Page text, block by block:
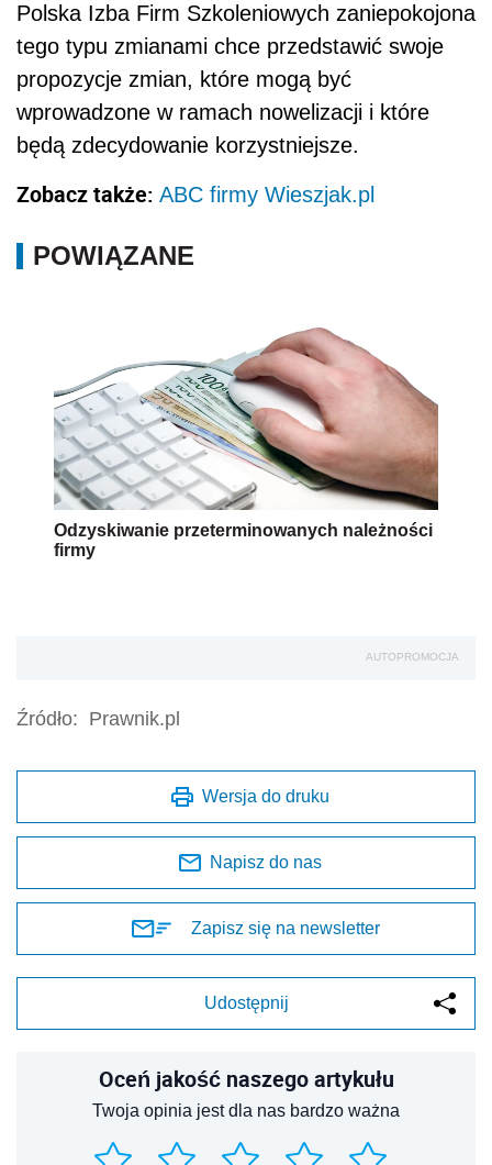
Polska Izba Firm Szkoleniowych zaniepokojona
tego typu zmianami chce przedstawić swoje
propozycje zmian, które mogą być
wprowadzone w ramach nowelizacji i które
będą zdecydowanie korzystniejsze.
Zobacz także: ABC firmy Wieszjak.pl
POWIĄZANE
Odzyskiwanie przeterminowanych należności
firmy
AUTOPROMOCJA
Źródło: Prawnik.pl
Wersja do druku
Napisz do nas
Zapisz się na newsletter
Udostępnij
Oceń jakość naszego artykułu
Twoja opinia jest dla nas bardzo ważna